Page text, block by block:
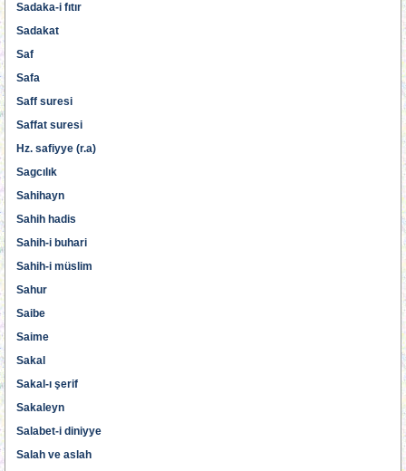
Sadaka-i fıtır
Sadakat
Saf
Safa
Saff suresi
Saffat suresi
Hz. safiyye (r.a)
Sagcılık
Sahihayn
Sahih hadis
Sahih-i buhari
Sahih-i müslim
Sahur
Saibe
Saime
Sakal
Sakal-ı şerif
Sakaleyn
Salabet-i diniyye
Salah ve aslah